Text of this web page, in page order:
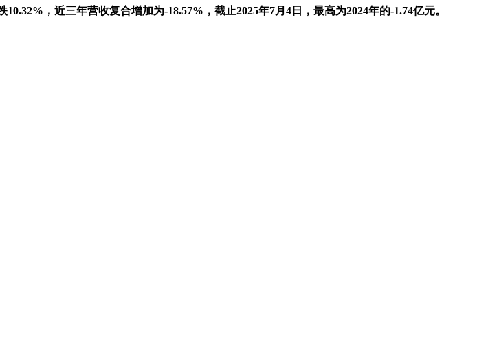
，近三年营收复合增加为-18.57%，截止2025年7月4日，最高为2024年的-1.74亿元。